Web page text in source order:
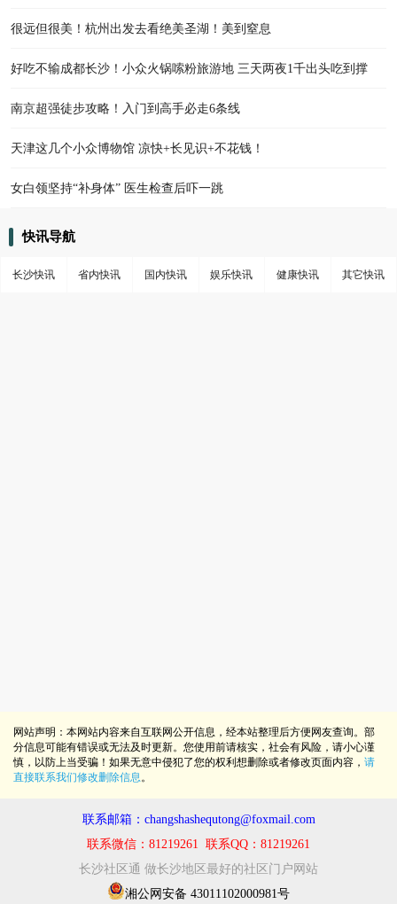
很远但很美！杭州出发去看绝美圣湖！美到窒息
好吃不输成都长沙！小众火锅嗦粉旅游地 三天两夜1千出头吃到撑
南京超强徒步攻略！入门到高手必走6条线
天津这几个小众博物馆 凉快+长见识+不花钱！
女白领坚持“补身体” 医生检查后吓一跳
快讯导航
其它快讯
健康快讯
娱乐快讯
国内快讯
省内快讯
长沙快讯
网站声明：本网站内容来自互联网公开信息，经本站整理后方便网友查询。部
分信息可能有错误或无法及时更新。您使用前请核实，社会有风险，请小心谨
慎，以防上当受骗！如果无意中侵犯了您的权利想删除或者修改页面内容， 请
直接联系我们修改删除信息。
联系邮箱：changshashequtong@foxmail.com
联系微信：81219261 联系QQ：81219261
长沙社区通 做长沙地区最好的社区门户网站
湘公网安备 43011102000981号